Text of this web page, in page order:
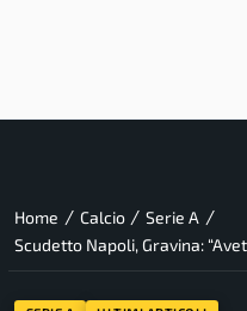
Home / Calcio / Serie A /
Scudetto Napoli, Gravina: